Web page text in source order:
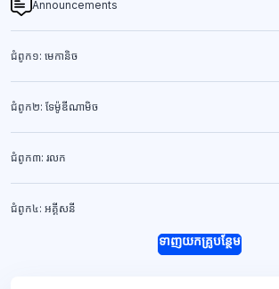
Announcements
ជំពូក១: មេកានិច
ជំពូក២: ទែម៉ូឌីណាមិច
ជំពូក៣: រលក
ជំពូក៤: អគ្គីសនី
ទាញយកគ្រូបន្ថែម